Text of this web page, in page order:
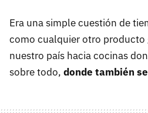
Era una simple cuestión de
como cualquier otro producto
nuestro país hacia cocinas
sobre todo, donde también